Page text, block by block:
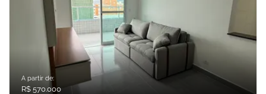
A partir de:
R$ 570.000